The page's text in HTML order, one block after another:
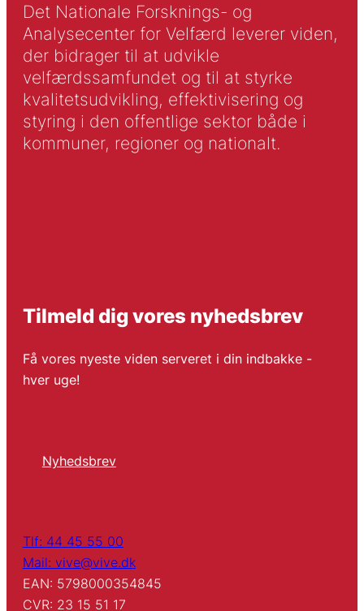
Det Nationale Forsknings- og
Analysecenter for Velfærd leverer viden,
der bidrager til at udvikle
velfærdssamfundet og til at styrke
kvalitetsudvikling, effektivisering og
styring i den offentlige sektor både i
kommuner, regioner og nationalt.
Tilmeld dig vores nyhedsbrev
Få vores nyeste viden serveret i din indbakke -
hver uge!
Nyhedsbrev
Tlf: 44 45 55 00
Mail: vive@vive.dk
EAN: 5798000354845
CVR: 23 15 51 17